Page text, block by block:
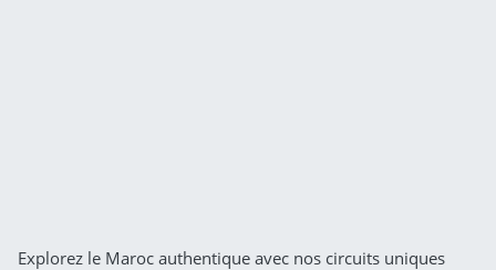
Explorez le Maroc authentique avec nos circuits uniques